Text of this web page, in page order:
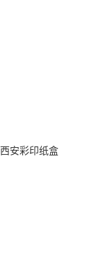
西安彩印纸盒